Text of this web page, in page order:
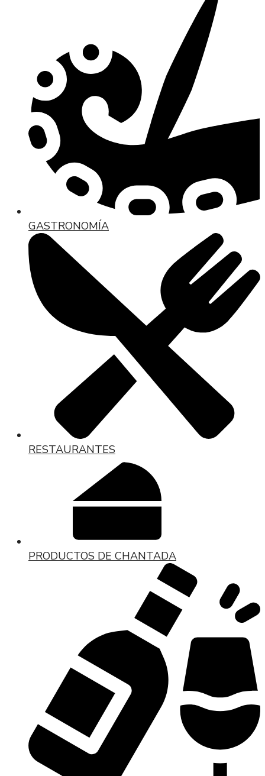
GASTRONOMÍA
RESTAURANTES
PRODUCTOS DE CHANTADA